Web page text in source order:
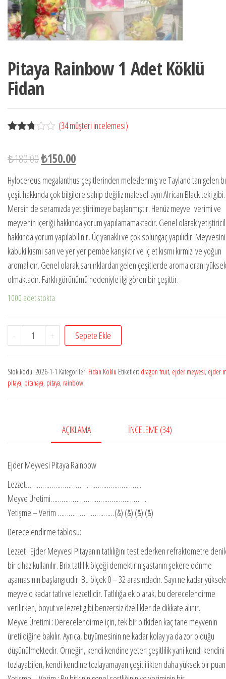
Pitaya Rainbow 1 Adet Köklü
Fidan
puanın
dayana
rak 5
üzerin
den
2.65
puan
aldı
(34müşteri incelemesi)
₺180.00₺150.00
Hylocereus megalanthus çeşitlerinden melezlenmiş ve Tayland tan gelen
çeşit hakkında çok bilgilere sahip değiliz malesef aynı African Black teki gibi.
Mersin de seramızda yetiştirilmeye başlanmıştır. Henüz meyve verimi ve
meyvenin içeriği hakkında yorum yapılamamaktadır. Genel olarak
hakkında yorum yapılabilinir, Üç yanaklı ve çok solungaç yapılıdır.
kabuki kısmı sarı ve yer yer pembe karışıktır ve iç et kısmı kırmızı ve yoğun
aromalıdır. Genel olarak sarı ırklardan gelen çeşitlerde aroma oranı yüksek
olmaktadır. Farklı görünümü nedeniyle ilgi gören bir çeşittir.
1000 adet stokta
-
Pitaya
Rainbow
Adet
Köklü
+ Sepete Ekle
Stok kodu: 2026-1-1 Kategoriler: Fidan Köklü Etiketler: dragon fruit, ejder meyvesi, ejder
pitaya, pitahaya, pitaya, rainbow
AÇIKLAMA İNCELEME (34)
Ejder Meyvesi Pitaya Rainbow
Lezzet…………………………….………………………..
Meyve Üretimi…………………………………………….
Yetişme – Verim …………………….……(&) (&) (&) (&)
Derecelendirme tablosu:
Lezzet : Ejder Meyvesi Pitayanın tatlılığını test ederken refraktometre
bir cihaz kullanılır. Brix tatlılık ölçeği demektir nişastanın şekere dönme
aşamasının başlangıcıdır. Bu ölçek 0 – 32 arasındadır. Sayı ne kadar
meyve o kadar tatlı ve lezzetlidir. Tatlılığa ek olarak, bu derecelendirme
verilirken, boyut ve lezzet gibi benzersiz özellikler de dikkate alınır.
Meyve Üretimi : Derecelendirme için, tek bir bitkiden kaç tane meyvenin
üretildiğine bakılır. Ayrıca, büyümesinin ne kadar kolay ya da zor olduğu
düşünülmektedir. Örneğin, kendi kendine yeten çeşitlilik yani kendi kendini
tozlayabilen, kendi kendine tozlayamayan çeşitlilikten daha yüksek bir puan